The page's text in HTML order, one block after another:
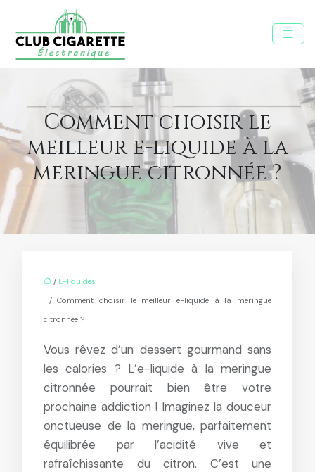
Comment choisir le
meilleur e-liquide à la
meringue citronnée ?
/ E-liquides
/ Comment choisir le meilleur e-liquide à la meringue
citronnée ?
Vous rêvez d’un dessert gourmand sans
les calories ? L’e-liquide à la meringue
citronnée pourrait bien être votre
prochaine addiction ! Imaginez la douceur
onctueuse de la meringue, parfaitement
équilibrée par l’acidité vive et
rafraîchissante du citron. C’est une